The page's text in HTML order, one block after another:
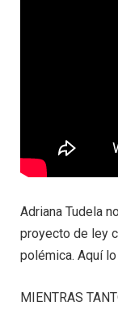
Adriana Tudela
proyecto de ley
polémica. Aquí
MIENTRAS